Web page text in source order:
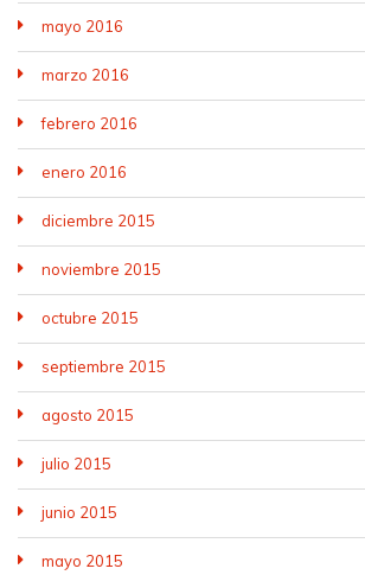
mayo 2016
marzo 2016
febrero 2016
enero 2016
diciembre 2015
noviembre 2015
octubre 2015
septiembre 2015
agosto 2015
julio 2015
junio 2015
mayo 2015